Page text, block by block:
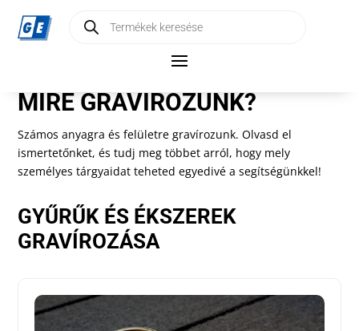
search
[aws_search_form]
MIRE GRAVÍROZUNK?
Számos anyagra és felületre gravírozunk. Olvasd el
ismertetőnket, és tudj meg többet arról, hogy mely
személyes tárgyaidat teheted egyedivé a segítségünkkel!
GYŰRŰK ÉS ÉKSZEREK
GRAVÍROZÁSA